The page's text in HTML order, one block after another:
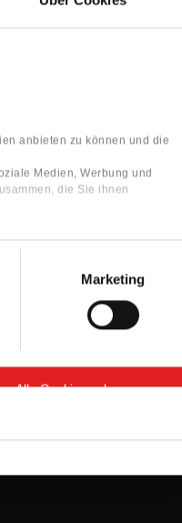
anbieten zu können und die
Medien, Werbung und
die Sie ihnen
Marketing
Alle Cookies zulassen